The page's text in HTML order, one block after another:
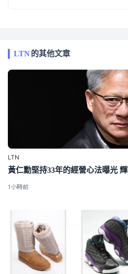
LTN 的其他文章
LTN
1小時前